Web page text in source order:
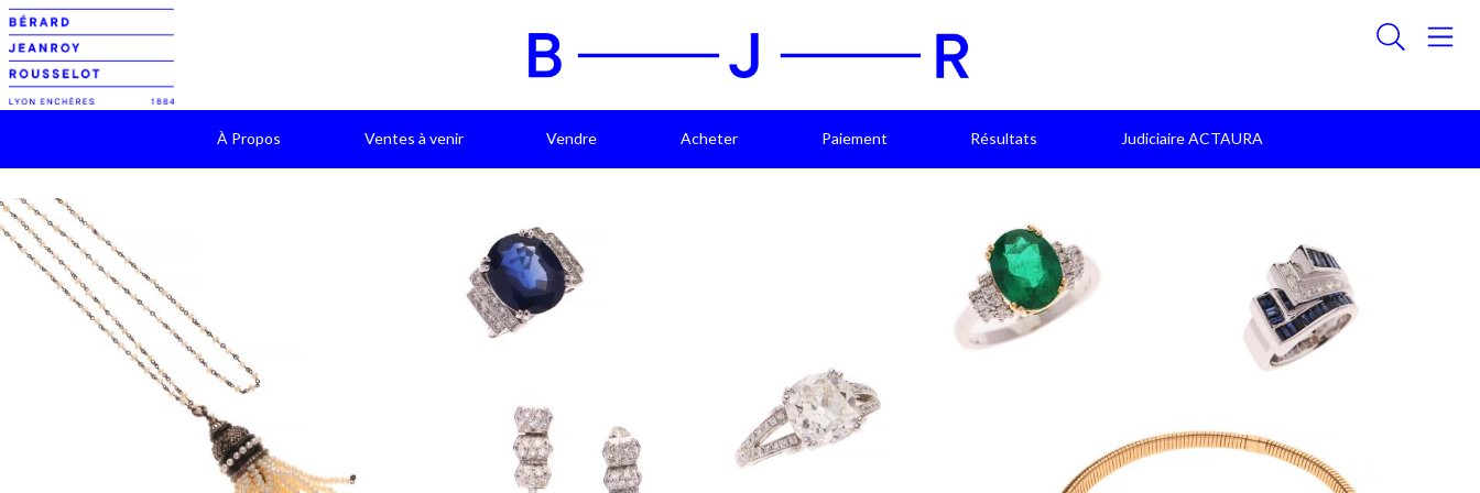
À Propos Ventes à venir Vendre Acheter Paiement Résultats Judiciaire ACTAURA